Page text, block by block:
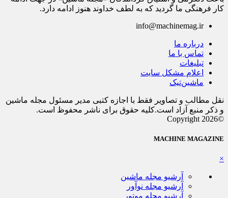
کار فرهنگی ما گردید که به لطف خداوند هنوز ادامه دارد.
info@machinemag.ir
درباره ما
تماس با ما
تبلیغات
اعلام مشکل سایت
ماشین‌تیک
نقل مطالب و تصاویر فقط با اجازه کتبی مدیر مسئول مجله ماشین
و ذکر منبع آزاد است.کلیه حقوق برای ناشر محفوظ است.
©Copyright 2026
MACHINE MAGAZINE
×
آرشیو مجله ماشین
آرشیو مجله نوآور
آرشیو مجله موتور